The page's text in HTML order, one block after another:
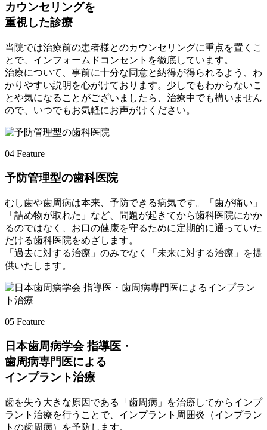
カウンセリングを
重視した診療
当院では治療前の患者様とのカウンセリングに重点を置くこ
とで、インフォームドコンセントを徹底しています。
治療について、事前に十分な同意と納得が得られるよう、わ
かりやすい説明を心がけております。少しでもわからないこ
とや気になることがございましたら、治療中でも構いません
ので、いつでもお気軽にお声がけください。
04 Feature
予防管理型の歯科医院
むし歯や歯周病は本来、予防できる病気です。「歯が痛い」
「詰め物が取れた」など、問題が起きてから歯科医院にかか
るのではなく、お口の健康を守るために定期的に通っていた
だける歯科医院をめざします。
「過去に対する治療」のみでなく「未来に対する治療」を提
供いたします。
05 Feature
日本歯周病学会 指導医・
歯周病専門医による
インプラント治療
歯を失う大きな原因である「歯周病」を治療してからインプ
ラント治療を行うことで、インプラント周囲炎（インプラン
トの歯周病）を予防します。